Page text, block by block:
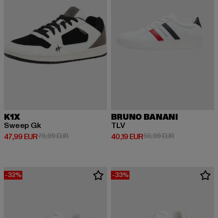
K1X
Sweep Gk
47,99 EUR
Derzeitiger Preis: 47,99 EUR
79,99 EURAktionspreis: 79,99 EUR
BRUNO BANANI
TLV
40,19 EUR
Derzeitiger Preis: 40,19 EUR
59,99 EURAktionspreis:
-32% -33%